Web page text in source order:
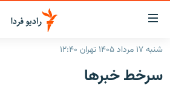
لینک‌های
قابلیت
دسترسی
بازگشت
ایران
شنبه ۱۷ مرداد ۱۴۰۵ تهران ۱۲:۴۰
سرخط‌ خبرها